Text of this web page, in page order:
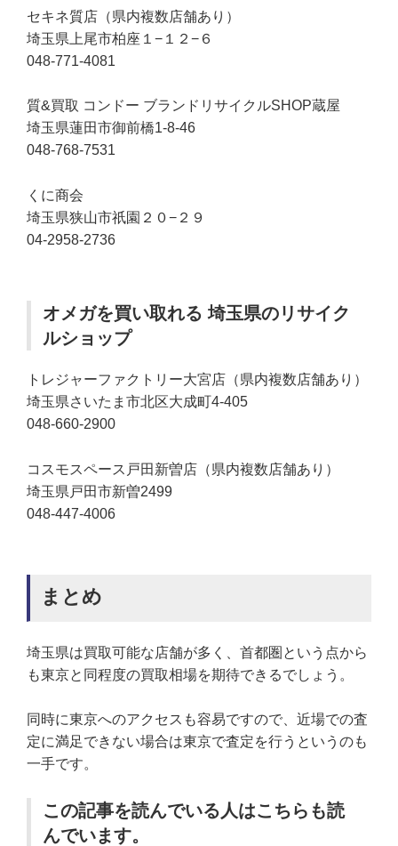
セキネ質店（県内複数店舗あり）
埼玉県上尾市柏座１−１２−６
048-771-4081
質&買取 コンドー ブランドリサイクルSHOP蔵屋
埼玉県蓮田市御前橋1-8-46
048-768-7531
くに商会
埼玉県狭山市祇園２０−２９
04-2958-2736
オメガを買い取れる 埼玉県のリサイク
ルショップ
トレジャーファクトリー大宮店（県内複数店舗あり）
埼玉県さいたま市北区大成町4-405
048-660-2900
コスモスペース戸田新曽店（県内複数店舗あり）
埼玉県戸田市新曽2499
048-447-4006
まとめ
埼玉県は買取可能な店舗が多く、首都圏という点から
も東京と同程度の買取相場を期待できるでしょう。
同時に東京へのアクセスも容易ですので、近場での査
定に満足できない場合は東京で査定を行うというのも
一手です。
この記事を読んでいる人はこちらも読
んでいます。